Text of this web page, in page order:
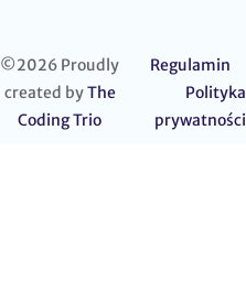
©2026 Proudly
created byThe
Coding Trio
Regulamin
Polityka
prywatności